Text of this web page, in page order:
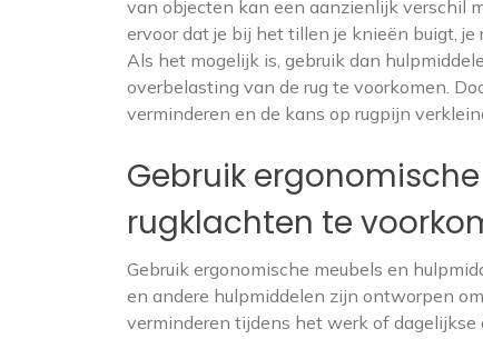
van objecten kan een aanzienlijk verschil
ervoor dat je bij het tillen je knieën buigt,
Als het mogelijk is, gebruik dan
overbelasting van de rug te voorkomen.
verminderen en de kans op rugpijn
Gebruik
rugklachten te
Gebruik ergonomische meubels en
en andere hulpmiddelen zijn ontworpen
verminderen tijdens het werk of